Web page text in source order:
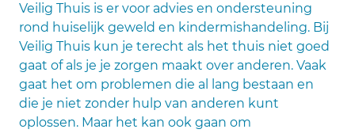
Veilig Thuis is er voor advies en ondersteuning
rond huiselijk geweld en kindermishandeling. Bij
Veilig Thuis kun je terecht als het thuis niet goed
gaat of als je je zorgen maakt over anderen. Vaak
gaat het om problemen die al lang bestaan en
die je niet zonder hulp van anderen kunt
oplossen. Maar het kan ook gaan om